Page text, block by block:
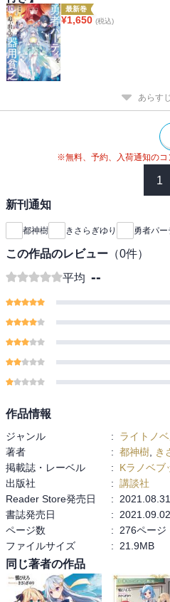
最新巻
¥1,650 (税込)
あらす
※無料、予約、入荷通知のコ
1
新刊通知
都神樹 きさらぎゆり 勇者パ
この作品のレビュー （0件）
平均 --
作品情報
ジャンル : ライトノ
著者
: 都神樹
き
掲載誌・レーベル
:
Kラノベブ
出版社
: 講談社
Reader Store発売日
:
2021.08.31
書誌発売日
:
2021.09.02
ページ数
:
276ページ
ファイルサイズ
: 21.9MB
同じ著者の作品